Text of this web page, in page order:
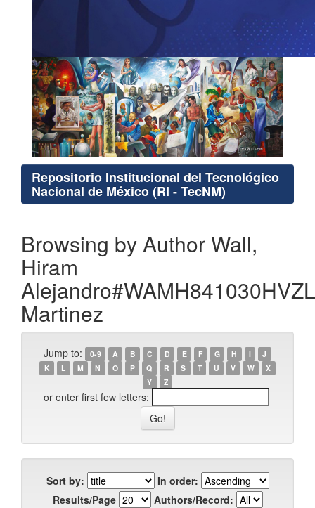
Repositorio Institucional del Tecnológico
Nacional de México (RI - TecNM)
Browsing by Author Wall,
Hiram
Martinez
Jump to: 0-9 A B C D E F G H I
J
K
L M N O P Q R S T U V W
X
Y
Z
or enter first few letters:
Sort by:
In order:
Results/Page
Authors/Record: